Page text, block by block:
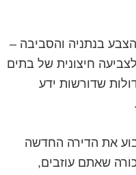
בנתניה והסביבה –
חיצונית של בתים
שדורשות ידע
את הדירה החדשה
שאתם עוזבים,